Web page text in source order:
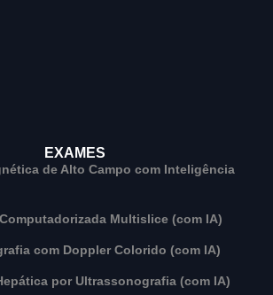
EXAMES
de Alto Campo com Inteligência
Multislice (com IA)
com Doppler Colorido (com IA)
por Ultrassonografia (com IA)